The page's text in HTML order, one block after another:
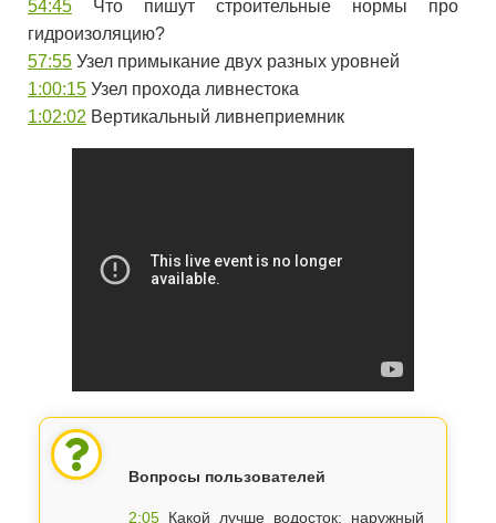
54:45 Что пишут строительные нормы про
гидроизоляцию?
57:55 Узел примыкание двух разных уровней
1:00:15 Узел прохода ливнестока
1:02:02 Вертикальный ливнеприемник
Вопросы пользователей
2:05 Какой лучше водосток: наружный